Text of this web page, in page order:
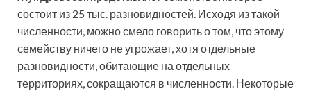
состоит из 25 тыс. разновидностей. Исходя из такой
численности, можно смело говорить о том, что этому
семейству ничего не угрожает, хотя отдельные
разновидности, обитающие на отдельных
территориях, сокращаются в численности. Некоторые